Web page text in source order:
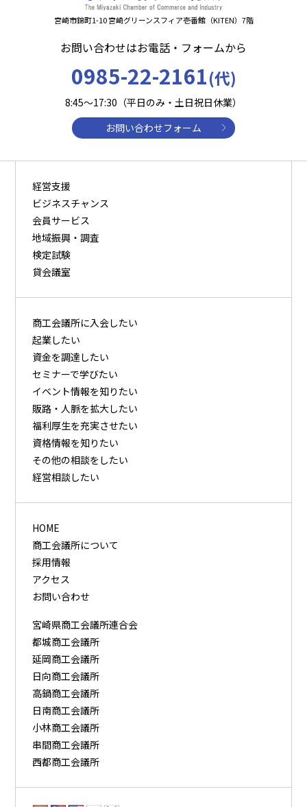
宮崎市錦町1-10 宮崎グリーンスフィア壱番館（KITEN）7階
お問い合わせはお電話・フォームから
0985-22-2161(代)
8:45～17:30（平日のみ・土日祝日休業）
お問い合わせフォーム
経営支援
ビジネスチャンス
会員サービス
地域振興・調査
検定試験
貸会議室
商⼯会議所に⼊会したい
起業したい
資⾦を調達したい
セミナーで学びたい
イベント情報を知りたい
販路・⼈脈を拡⼤したい
福利厚⽣を充実させたい
資格情報を知りたい
その他の相談をしたい
経営相談したい
HOME
商工会議所について
採用情報
アクセス
お問い合わせ
宮崎県商工会議所連合会
都城商工会議所
延岡商工会議所
日向商工会議所
高鍋商工会議所
日南商工会議所
小林商工会議所
串間商工会議所
西都商工会議所